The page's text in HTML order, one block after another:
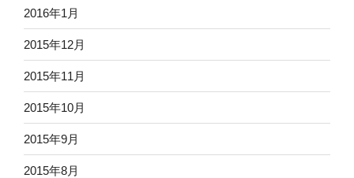
2016年1月
2015年12月
2015年11月
2015年10月
2015年9月
2015年8月